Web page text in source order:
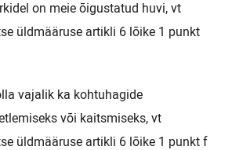
on meie õigustatud huvi, vt
üldmääruse artikli 6 lõike 1 punkt
vajalik ka kohtuhagide
või kaitsmiseks, vt
üldmääruse artikli 6 lõike 1 punkt f